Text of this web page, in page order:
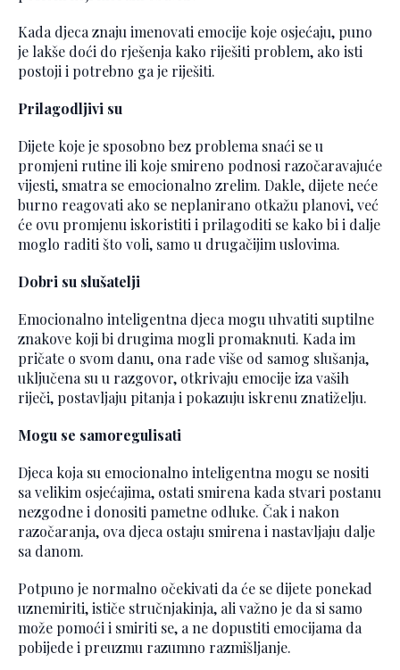
Kada djeca znaju imenovati emocije koje osjećaju, puno
je lakše doći do rješenja kako riješiti problem, ako isti
postoji i potrebno ga je riješiti.
Prilagodljivi su
Dijete koje je sposobno bez problema snaći se u
promjeni rutine ili koje smireno podnosi razočaravajuće
vijesti, smatra se emocionalno zrelim. Dakle, dijete neće
burno reagovati ako se neplanirano otkažu planovi, već
će ovu promjenu iskoristiti i prilagoditi se kako bi i dalje
moglo raditi što voli, samo u drugačijim uslovima.
Dobri su slušatelji
Emocionalno inteligentna djeca mogu uhvatiti suptilne
znakove koji bi drugima mogli promaknuti. Kada im
pričate o svom danu, ona rade više od samog slušanja,
uključena su u razgovor, otkrivaju emocije iza vaših
riječi, postavljaju pitanja i pokazuju iskrenu znatiželju.
Mogu se samoregulisati
Djeca koja su emocionalno inteligentna mogu se nositi
sa velikim osjećajima, ostati smirena kada stvari postanu
nezgodne i donositi pametne odluke. Čak i nakon
razočaranja, ova djeca ostaju smirena i nastavljaju dalje
sa danom.
Potpuno je normalno očekivati da će se dijete ponekad
uznemiriti, ističe stručnjakinja, ali važno je da si samo
može pomoći i smiriti se, a ne dopustiti emocijama da
pobijede i preuzmu razumno razmišljanje.